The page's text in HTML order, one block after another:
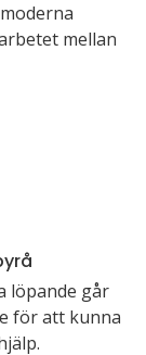
mellan
löpande går
för att kunna